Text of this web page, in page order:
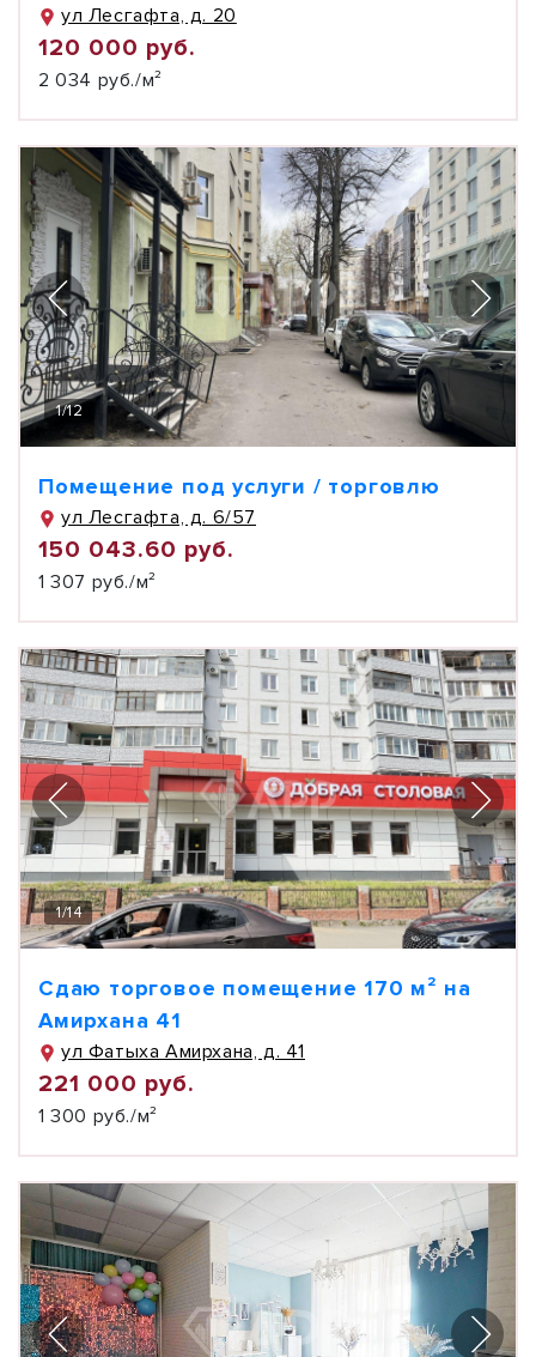
ул Лесгафта, д. 20
120 000 руб.
2 034 руб./м²
1/12
Помещение под услуги / торговлю
ул Лесгафта, д. 6/57
150 043.60 руб.
1 307 руб./м²
1/14
Сдаю торговое помещение 170 м² на
Амирхана 41
ул Фатыха Амирхана, д. 41
221 000 руб.
1 300 руб./м²